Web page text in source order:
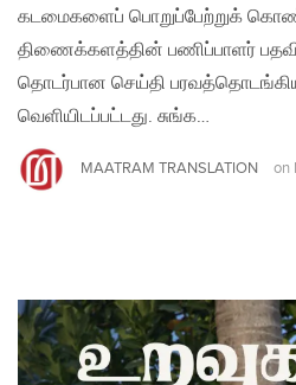
கடமைகளைப் பொறுப்பேற்றுக்
திணைக்களத்தின் பணிப்பாளர்
தொடர்பான செய்தி
வெளியிடப்பட்டது. சுங்க…
MAATRAM TRANSLATION on